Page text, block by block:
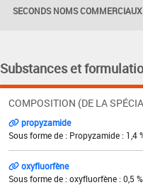
SECONDS NOMS
Substances et
COMPOSITION (DE LA
propyzamide
Sous forme de : Propyzamide : 1,4
oxyfluorfène
Sous forme de : oxyfluorfène : 0,5 %